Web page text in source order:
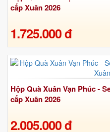
cấp Xuân 2026
1.725.000 đ
Hộp Quà Xuân Vạn Phúc -
cấp Xuân 2026
2.005.000 đ